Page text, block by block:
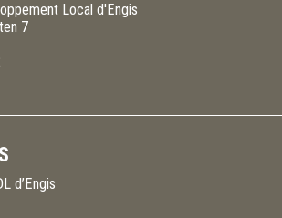
Local d'Engis
7
d’Engis